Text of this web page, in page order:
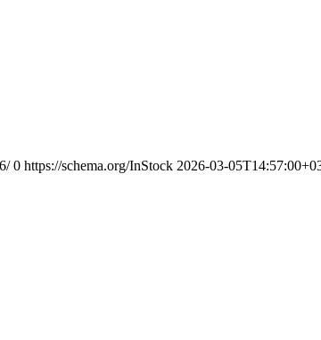
0 https://schema.org/InStock 2026-03-